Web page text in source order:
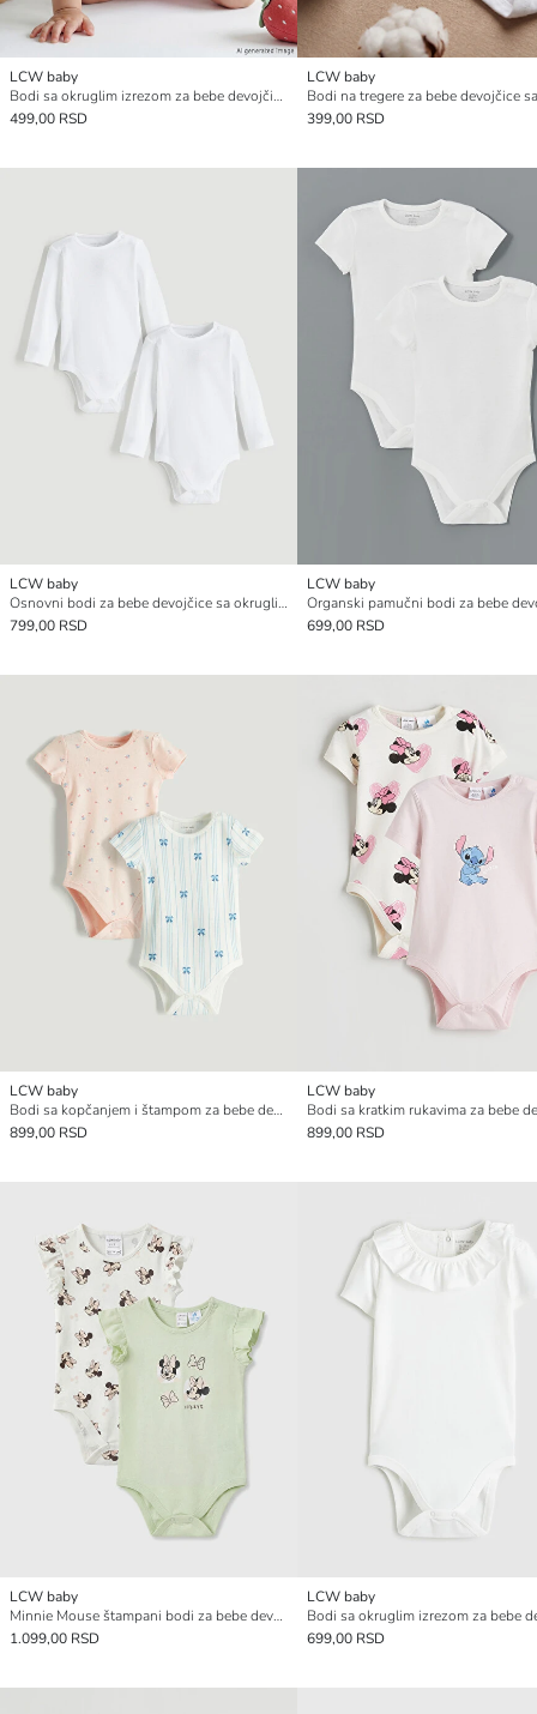
LCW baby
Bodi sa okruglim izrezom za bebe devojčice na kopčanje
499,00 RSD
LCW baby
399,00 RSD
LCW baby
Osnovni bodi za bebe devojčice sa okruglim izrezom na kopčanje 2 pakovanja
799,00 RSD
LCW baby
699,00 RSD
LCW baby
Bodi sa kopčanjem i štampom za bebe devojčice, 2-pakovanje
899,00 RSD
LCW baby
899,00 RSD
LCW baby
Minnie Mouse štampani bodi za bebe devojčice na kopčanje 2 pakovanja
1.099,00 RSD
LCW baby
699,00 RSD